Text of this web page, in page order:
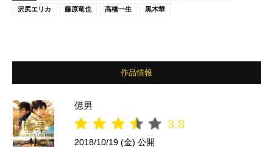
沢尻エリカ
藤原竜也 高橋一生 黒木華
作品情報
億男
3.8
2018/10/19 (金) 公開